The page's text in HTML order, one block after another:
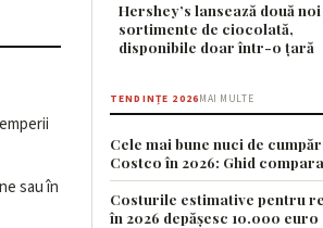
sau în
Hershey’s lansează două noi
sortimente de ciocolată,
disponibile doar într-o țară
TENDINȚE 2026MAI MULTE
Cele mai bune nuci de
Costco în 2026: Ghid
Costurile estimative pentru
în 2026 depășesc 10.000 euro